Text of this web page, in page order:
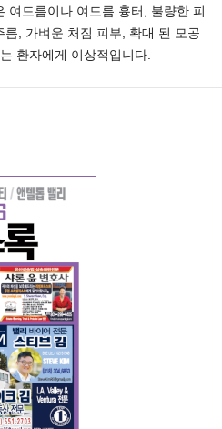
여드름이나 여드름 흉터, 불량한 피
, 가벼운 처짐 피부, 확대 된 모공
환자에게 이상적입니다.